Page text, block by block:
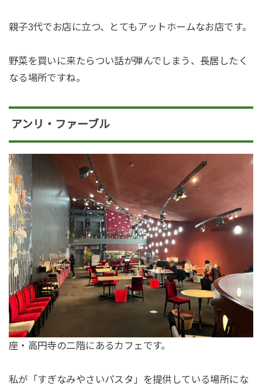
親子3代でお店に立つ、とてもアットホームなお店です。
野菜を買いに来たらつい話が弾んでしまう、長居したく
なる場所ですね。
アンリ・ファーブル
座・高円寺の二階にあるカフェです。
私が「すぎなみやさいパスタ」を提供している場所にな